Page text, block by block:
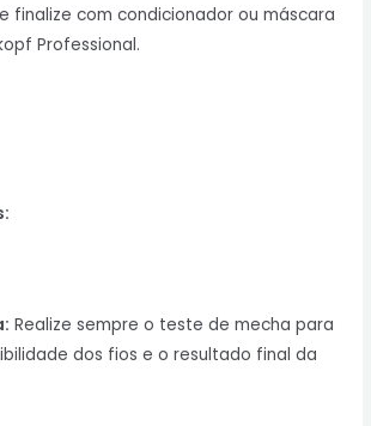
finalize com condicionador ou máscara
Professional.
Realize sempre o teste de mecha para
dos fios e o resultado final da